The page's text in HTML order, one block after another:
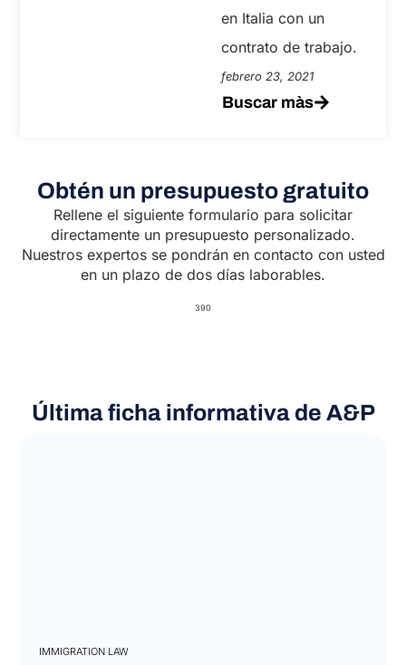
en Italia con un
contrato de trabajo.
febrero 23, 2021
Buscar màs
Obtén un presupuesto gratuito
Rellene el siguiente formulario para solicitar
directamente un presupuesto personalizado.
Nuestros expertos se pondrán en contacto con usted
en un plazo de dos días laborables.
390
Última ficha informativa de A&P
IMMIGRATION LAW